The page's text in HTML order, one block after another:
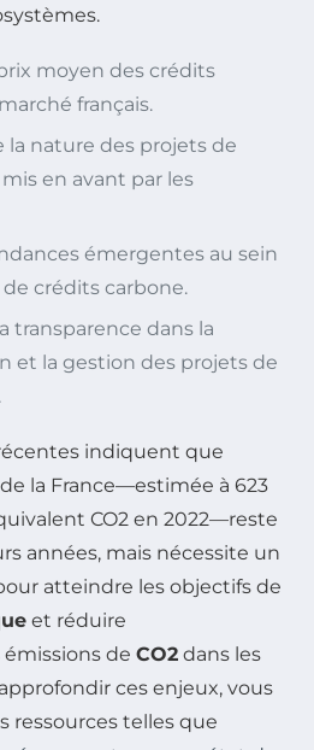
moyen des crédits
français.
la nature des projets de
en avant par les
émergentes au sein
crédits carbone.
transparence dans la
et la gestion des projets de
indiquent que
la France—estimée à 623
CO2 en 2022—reste
années, mais nécessite un
atteindre les objectifs de
et réduire
de CO2 dans les
ces enjeux, vous
ressources telles que